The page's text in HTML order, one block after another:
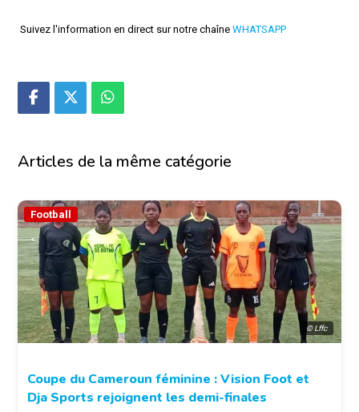
Suivez l'information en direct sur notre chaîne WHATSAPP
Articles de la même catégorie
© Lffc
Football
Coupe du Cameroun féminine : Vision Foot et
Dja Sports rejoignent les demi-finales